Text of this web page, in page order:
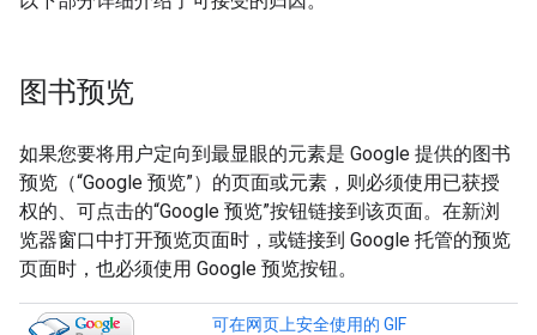
图书预览
如果您要将用户定向到最显眼的元素是 Google 提供的图书
预览（“Google 预览”）的页面或元素，则必须使用已获授
权的、可点击的“Google 预览”按钮链接到该页面。在新浏
览器窗口中打开预览页面时，或链接到 Google 托管的预览
页面时，也必须使用 Google 预览按钮。
可在网页上安全使用的 GIF